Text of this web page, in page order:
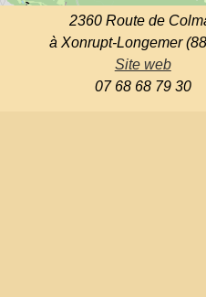
2360 Route de
à Xonrupt-Longemer
Site web
07 68 68 79 30